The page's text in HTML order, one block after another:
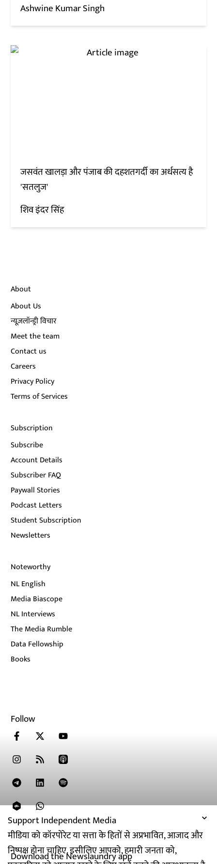
Support Independent Media
मीडिया को कॉरपोरेट या सत्ता के हितों से अप्रभावित, आजाद और
निष्पक्ष होना चाहिए. इसीलिए आपको, हमारी जनता को,
Ashwine Kumar Singh
जसवंत खालड़ा और पंजाब की दहशतगर्दी का अर्धसत्य है
'सतलुज'
शिव इंदर सिंह
About
About Us
न्यूज़लॉन्ड्री विचार
Meet the team
Contact us
Careers
Privacy Policy
Terms of Services
Subscription
Subscribe
Account Details
Subscriber FAQ
Paywall Stories
Podcast Letters
Student Subscription
Newsletters
Noteworthy
NL English
Media Biascope
NL Interviews
The Media Rumble
Data Fellowship
Books
Follow
Download the Newslaundry app